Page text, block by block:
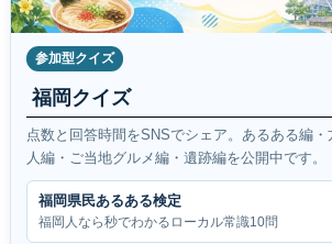
参加型クイズ
福岡クイズ
点数と回答時間をSNSでシェア。あるある編
人編・ご当地グルメ編・遺跡編を公開中です。
福岡県民あるある検定
福岡人なら秒でわかるローカル常識10問